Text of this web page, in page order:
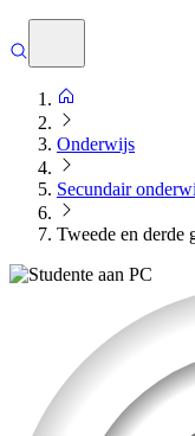
Onderwijs
Secundair
Tweede en derde